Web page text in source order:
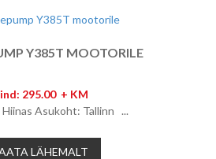
Y385T MOOTORILE
295.00 + KM
Asukoht: Tallinn ...
LÄHEMALT